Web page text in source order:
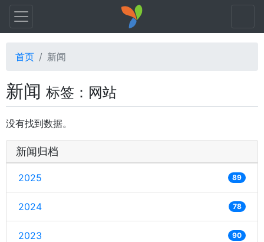
首页 新闻
新闻 标签：网站
没有找到数据。
新闻归档
2025 89
2024 78
2023 90